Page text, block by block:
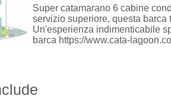
Super catamarano 6 cabine
servizio superiore, questa barca
Un'esperienza indimenticabile
barca https://www.cata-